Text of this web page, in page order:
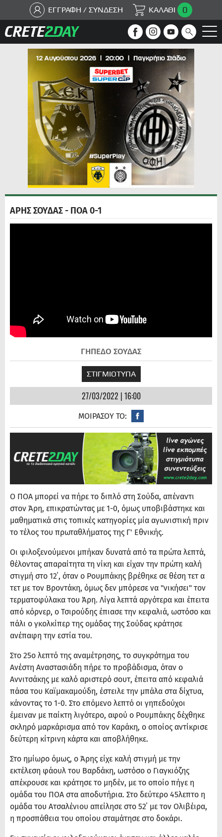
ΕΓΓΡΑΦΗ / ΣΥΝΔΕΣΗ ΚΑΛΑΘΙ 0
ΑΡΗΣ ΣΟΥΔΑΣ - ΠΟΑ 0-1
ΓΗΠΕΔΟ ΣΟΥΔΑΣ
ΣΤΙΓΜΙΟΤΥΠΑ
27/03/2022 | 16:00
ΜΟΙΡΑΣΟΥ ΤΟ:
Ο ΠΟΑ μπορεί να πήρε το διπλό στη Σούδα, απέναντι
στον Άρη, επικρατώντας με 1-0, όμως υποβιβάστηκε και
μαθηματικά στις τοπικές κατηγορίες μία αγωνιστική πριν
το τέλος του πρωταθλήματος της Γ' Εθνικής.
Οι φιλοξενούμενοι μπήκαν δυνατά από τα πρώτα λεπτά,
θέλοντας απαραίτητα τη νίκη και είχαν την πρώτη καλή
στιγμή στο 12΄, όταν ο Ρουμπάκης βρέθηκε σε θέση τετ α
τετ με τον Βροντάκη, όμως δεν μπόρεσε να "νικήσει" τον
τερματοφύλακα του Άρη. Λίγα λεπτά αργότερα και έπειτα
από κόρνερ, ο Τσιρούδης έπιασε την κεφαλιά, ωστόσο και
πάλι ο γκολκίπερ της ομάδας της Σούδας κράτησε
ανέπαφη την εστία του.
Στο 25ο λεπτό της αναμέτρησης, το συγκρότημα του
Ανέστη Αναστασιάδη πήρε το προβάδισμα, όταν ο
Αννιτσάκης με καλό αριστερό σουτ, έπειτα από κεφαλιά
πάσα του Καϊμακαμούδη, έστειλε την μπάλα στα δίχτυα,
κάνοντας το 1-0. Στο επόμενο λεπτό οι γηπεδούχοι
έμειναν με παίκτη λιγότερο, αφού ο Ρουμπάκης δέχθηκε
σκληρό μαρκάρισμα από τον Καράκη, ο οποίος αντίκρισε
δεύτερη κίτρινη κάρτα και αποβλήθηκε.
Στο ημίωρο όμως, ο Άρης είχε καλή στιγμή με την
εκτέλεση φάουλ του Βαρδάκη, ωστόσο ο Γιαγκιόζης
απέκρουσε και κράτησε το μηδέν, με το οποίο πήγε η
ομάδα του ΠΟΑ στα αποδυτήρια. Στο δεύτερο 45λεπτο η
ομάδα του Ατσαλένιου απείλησε στο 52΄ με τον Ολιβέιρα,
η προσπάθεια του οποίου σταμάτησε στο δοκάρι.